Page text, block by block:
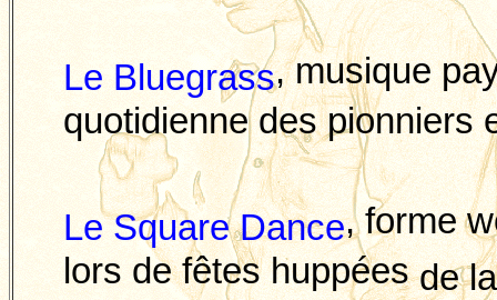
Le Bluegrass, musique
quotidienne des pionniers
Le Square Dance, forme
lors de fêtes huppéesde